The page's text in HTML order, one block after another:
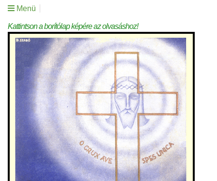
Menü
Kattintson a borítólap képére az olvasáshoz!